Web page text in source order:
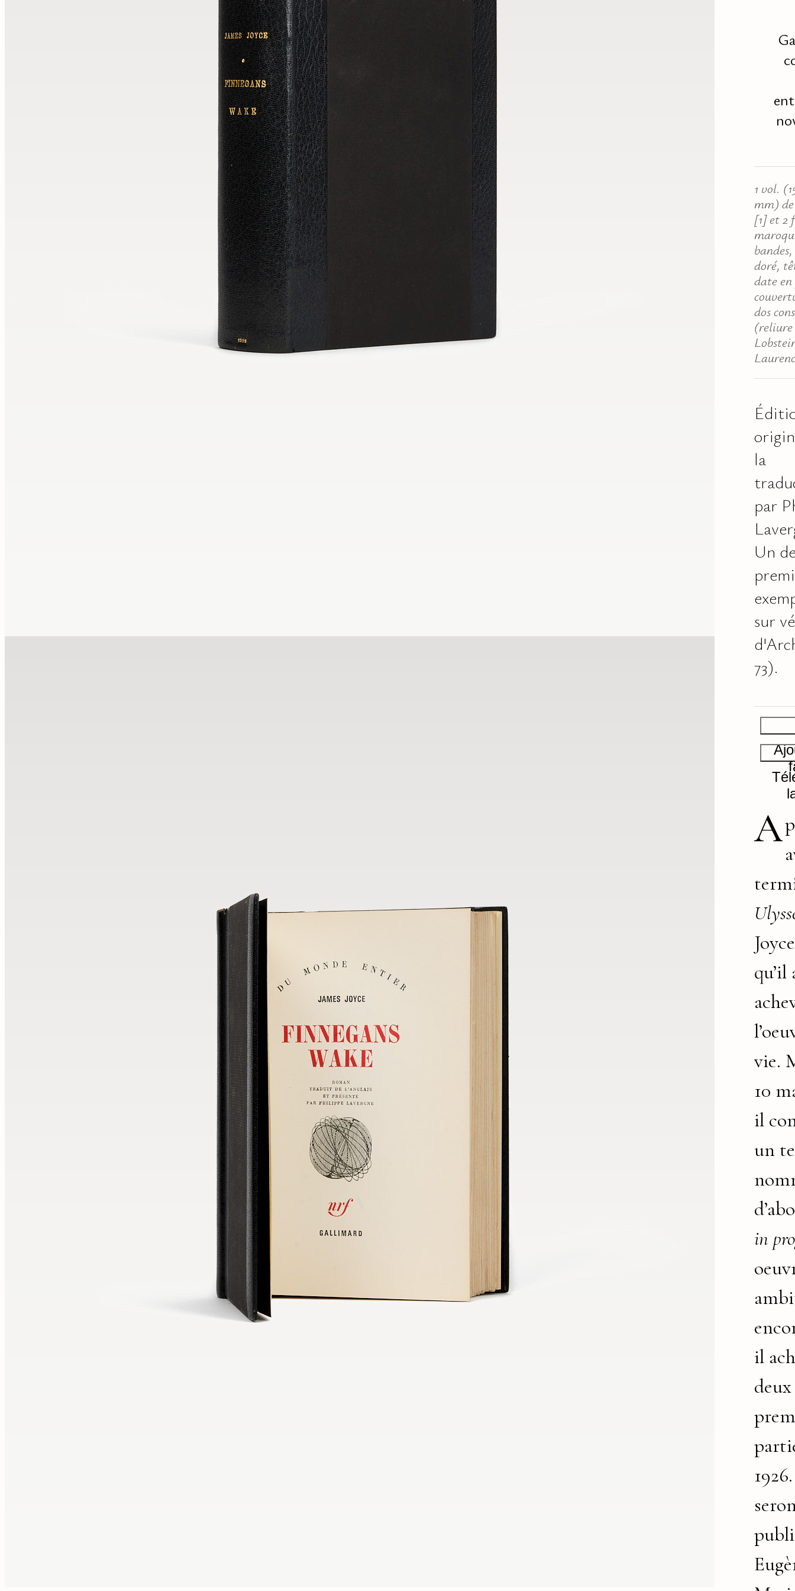
1 vol.
mm)
[1] et 2
doré,
date
dos
(reliure
la
par
Un
sur
73).
A
qu’il
vie.
10
il
un
in
il
deux